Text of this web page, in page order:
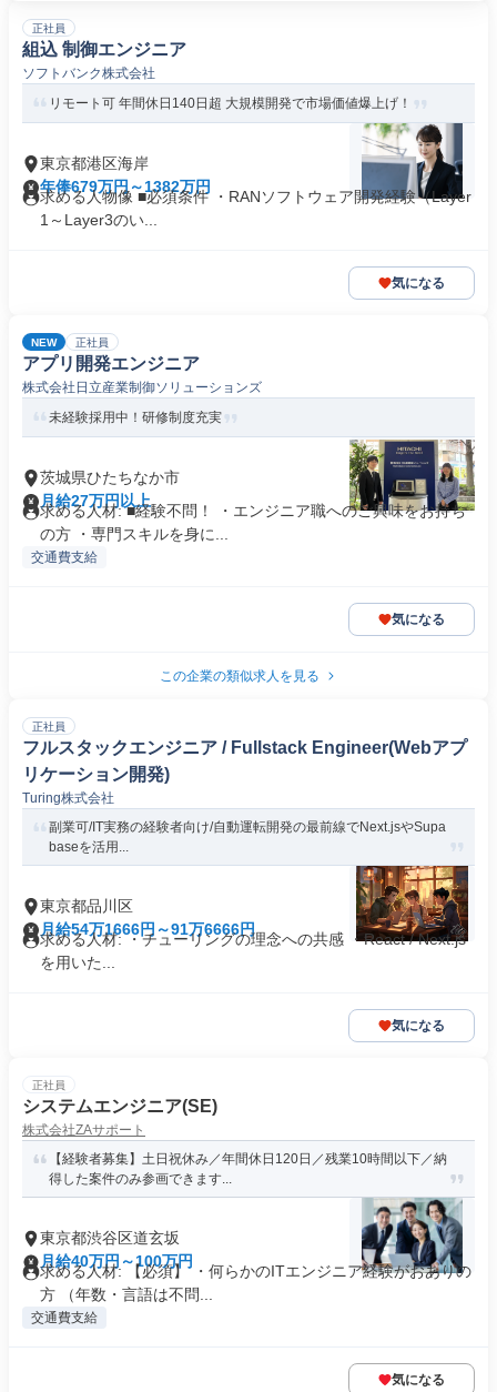
正社員
組込 制御エンジニア
ソフトバンク株式会社
リモート可 年間休日140日超 大規模開発で市場価値爆上げ！
東京都港区海岸
年俸679万円～1382万円
求める人物像 ■必須条件 ・RANソフトウェア開発経験（Layer
1～Layer3のい...
気になる
NEW 正社員
アプリ開発エンジニア
株式会社日立産業制御ソリューションズ
未経験採用中！研修制度充実
茨城県ひたちなか市
月給27万円以上
求める人材: ■経験不問！ ・エンジニア職へのご興味をお持ち
の方 ・専門スキルを身に...
交通費支給
気になる
この企業の類似求人を見る
正社員
フルスタックエンジニア / Fullstack Engineer(Webアプ
リケーション開発)
Turing株式会社
副業可/IT実務の経験者向け/自動運転開発の最前線でNext.jsやSupa
baseを活用...
東京都品川区
月給54万1666円～91万6666円
求める人材: ・チューリングの理念への共感 ・React / Next.js
を用いた...
気になる
正社員
システムエンジニア(SE)
株式会社ZAサポート
【経験者募集】土日祝休み／年間休日120日／残業10時間以下／納
得した案件のみ参画できます...
東京都渋谷区道玄坂
月給40万円～100万円
求める人材: 【必須】 ・何らかのITエンジニア経験がおありの
方 （年数・言語は不問...
交通費支給
気になる